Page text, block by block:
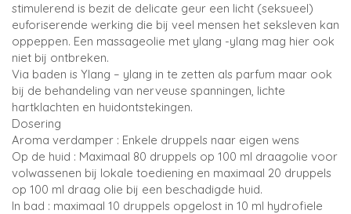
stimulerend is bezit de delicate geur een licht (seksueel)
euforiserende werking die bij veel mensen het seksleven kan
oppeppen. Een massageolie met ylang -ylang mag hier ook
niet bij ontbreken.
Via baden is Ylang – ylang in te zetten als parfum maar ook
bij de behandeling van nerveuse spanningen, lichte
hartklachten en huidontstekingen.
Dosering
Aroma verdamper : Enkele druppels naar eigen wens
Op de huid : Maximaal 80 druppels op 100 ml draagolie voor
volwassenen bij lokale toediening en maximaal 20 druppels
op 100 ml draag olie bij een beschadigde huid.
In bad : maximaal 10 druppels opgelost in 10 ml hydrofiele